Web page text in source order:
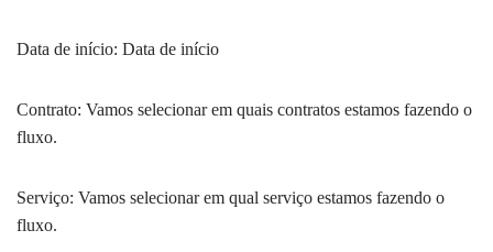
Data de início: Data de início
Contrato: Vamos selecionar em quais contratos estamos fazendo o
fluxo.
Serviço: Vamos selecionar em qual serviço estamos fazendo o
fluxo.